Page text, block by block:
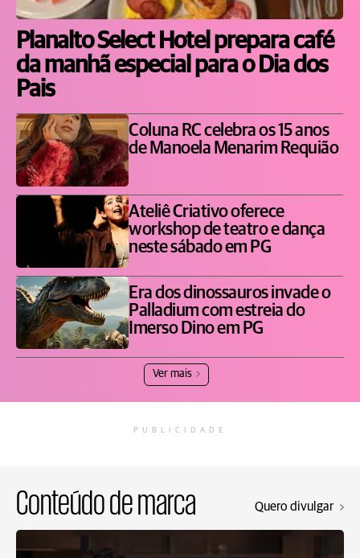
Planalto Select Hotel prepara café
da manhã especial para o Dia dos
Pais
Coluna RC celebra os 15 anos
de Manoela Menarim Requião
Ateliê Criativo oferece
workshop de teatro e dança
neste sábado em PG
Era dos dinossauros invade o
Palladium com estreia do
Imerso Dino em PG
Ver mais
PUBLICIDADE
Conteúdo de marca Quero divulgar